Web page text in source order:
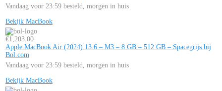
Vandaag voor 23:59 besteld, morgen in huis
Bekijk MacBook
€1,203.00
Apple MacBook Air (2024) 13.6 – M3 – 8 GB – 512 GB – Spacegrijs bij
Bol.com
Vandaag voor 23:59 besteld, morgen in huis
Bekijk MacBook